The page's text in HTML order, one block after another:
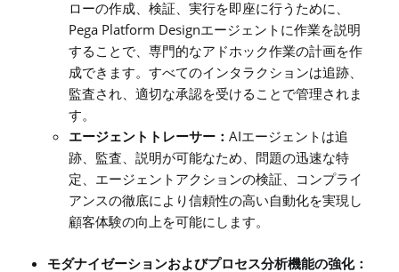
ローの作成、検証、実行を即座に行うために、
Pega Platform Designエージェントに作業を説明
することで、専門的なアドホック作業の計画を作
成できます。すべてのインタラクションは追跡、
監査され、適切な承認を受けることで管理されま
す。
エージェントトレーサー： AIエージェントは追
跡、監査、説明が可能なため、問題の迅速な特
定、エージェントアクションの検証、コンプライ
アンスの徹底により信頼性の高い自動化を実現し
顧客体験の向上を可能にします。
モダナイゼーションおよびプロセス分析機能の強化：